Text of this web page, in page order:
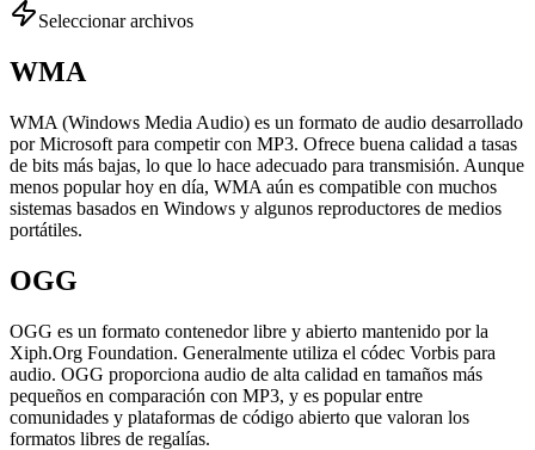
Seleccionar archivos
WMA
WMA (Windows Media Audio) es un formato de audio desarrollado
por Microsoft para competir con MP3. Ofrece buena calidad a tasas
de bits más bajas, lo que lo hace adecuado para transmisión. Aunque
menos popular hoy en día, WMA aún es compatible con muchos
sistemas basados en Windows y algunos reproductores de medios
portátiles.
OGG
OGG es un formato contenedor libre y abierto mantenido por la
Xiph.Org Foundation. Generalmente utiliza el códec Vorbis para
audio. OGG proporciona audio de alta calidad en tamaños más
pequeños en comparación con MP3, y es popular entre
comunidades y plataformas de código abierto que valoran los
formatos libres de regalías.